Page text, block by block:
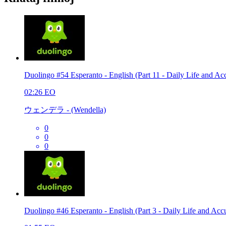
Duolingo #54 Esperanto - English (Part 11 - Daily Life and
02:26 EO
ウェンデラ - (Wendella)
0
0
0
Duolingo #46 Esperanto - English (Part 3 - Daily Life and